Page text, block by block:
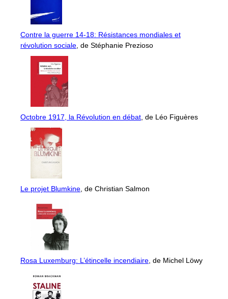
Contre la guerre 14-18: Résistances mondiales et
révolution sociale, de Stéphanie Prezioso
Octobre 1917, la Révolution en débat, de Léo Figuères
Le projet Blumkine, de Christian Salmon
Rosa Luxemburg: L’étincelle incendiaire, de Michel Löwy